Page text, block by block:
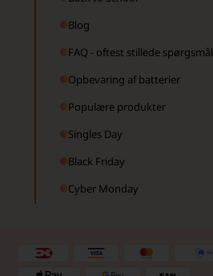
Blog
FAQ - oftest stillede spørgsmål
Opbevaring af batterier
Populære produkter
Singles Day
Black Friday
Cyber Monday